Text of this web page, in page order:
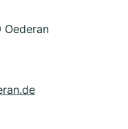
Oederan